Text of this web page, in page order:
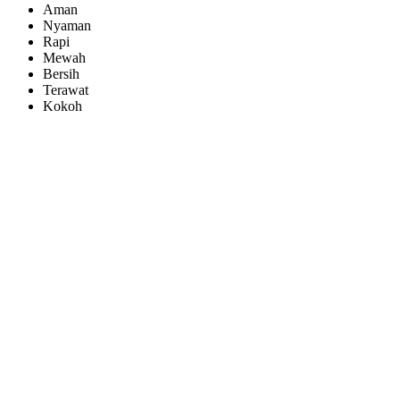
Aman
Nyaman
Rapi
Mewah
Bersih
Terawat
Kokoh